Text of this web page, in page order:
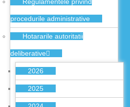
procedurile administrative
Hotararile autoritatii
deliberative
2026
2025